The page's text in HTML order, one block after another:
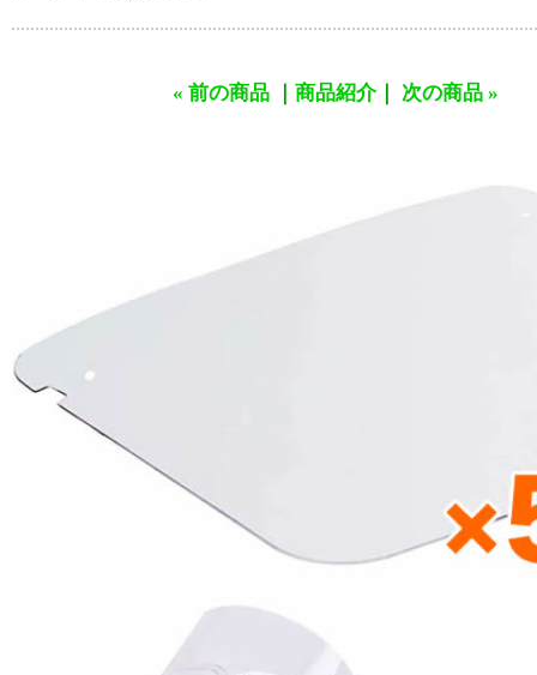
« 前の商品 商品紹介｜ 次の商品 »